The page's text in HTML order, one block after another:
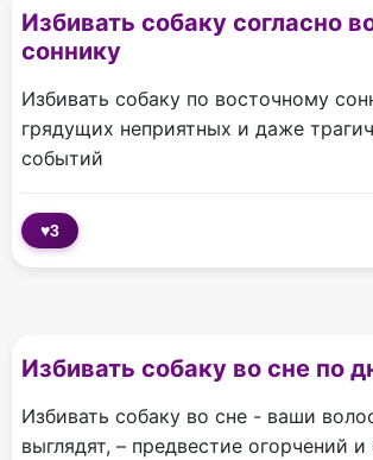
Избивать собаку согласно
соннику
Избивать собаку по восточному
грядущих неприятных и даже
событий
♥3
Избивать собаку во сне по
Избивать собаку во сне - ваши
выглядят, – предвестие огорчений и